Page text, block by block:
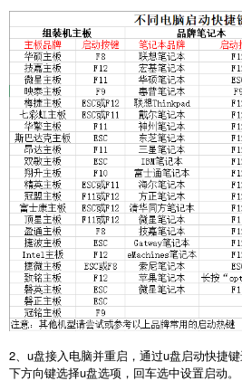
2、u盘接入电脑并重启，通过u盘启动快捷
下方向键选择u盘选项，回车选中设置启动。